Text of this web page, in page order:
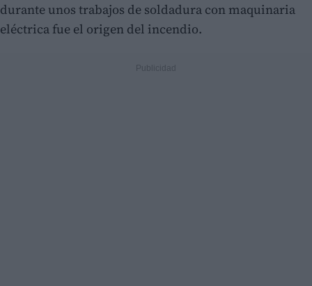
durante unos trabajos de soldadura con maquinaria
eléctrica fue el origen del incendio.